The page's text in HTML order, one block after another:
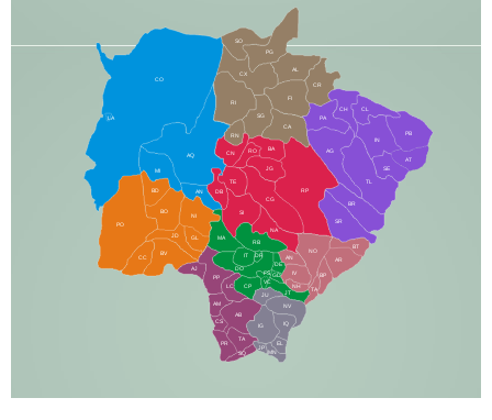
CO
AQ
MI
AN
CX
RI
AL
CR
FI
SG
BA
CA
PA
CH CL
PB
SE
TL
AG
BR
SR
BT
AR
RP
RO
JG
CG
SI
NA
TA
NH
JT
RB
MA
IT
DR
DO
CP
JU
NV
IQ
EL
BD
BO
NI
JD
PO
BV
CC
PP
AJ
LC
AM
AB
JP
DB
TE
CS
PR
TA
SQ
IG
MN
IN
NO
BP
RN
CN
GL
AN
IV
FS
VC
GD
DE
AT
PG
SO
LA